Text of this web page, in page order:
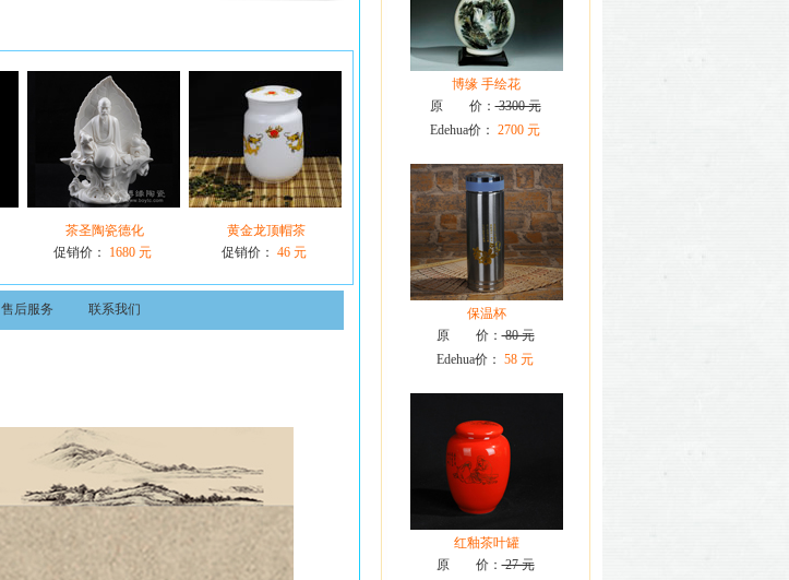
茶圣陶瓷德化
促销价：
1680 元
黄金龙顶帽茶
促销价： 46 元
售后服务 联系我们
博缘 手绘花
原 价：3300 元
Edehua价： 2700 元
保温杯
原 价：80 元
Edehua价： 58 元
红釉茶叶罐
原 价：27 元